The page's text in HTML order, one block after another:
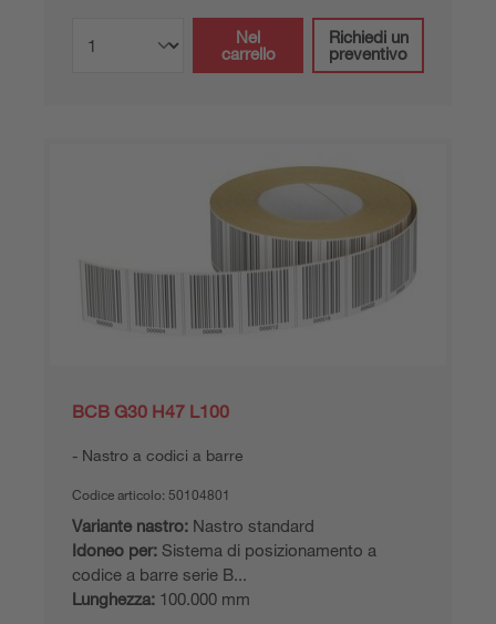
Nel
carrello
Richiedi un
preventivo
BCB G30 H47 L100
Nastro a codici a barre
Codice articolo: 50104801
Variante nastro: Nastro standard
Idoneo per: Sistema di posizionamento a
codice a barre serie B...
Lunghezza: 100.000 mm